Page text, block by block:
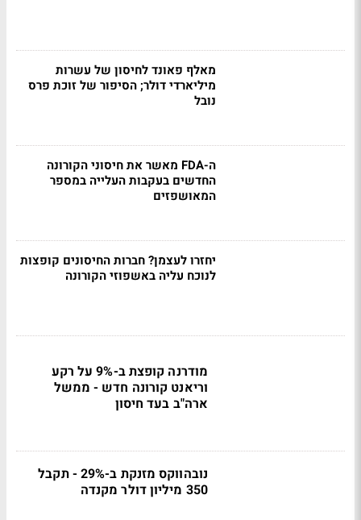
מאלף פאונד לחיסון של עשרות
מיליארדי דולר; הסיפור של זוכת פרס
נובל
ה-FDA מאשר את חיסוני הקורונה
החדשים בעקבות העלייה במספר
המאושפזים
יחזרו לעצמן? חברות החיסונים קופצות
לנוכח עליה באשפוזי הקורונה
מודרנה קופצת ב-9% על רקע
וריאנט קורונה חדש - ממשל
ארה"ב בעד חיסון
נובהווקס מזנקת ב-29% - תקבל
350 מיליון דולר מקנדה